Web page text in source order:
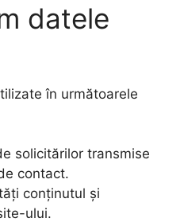
datele
în următoarele
solicitărilor transmise
contact.
conținutul și
ului.